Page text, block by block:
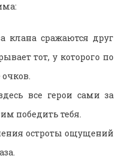
клана сражаются друг
тот, у которого по
очков.
все герои сами за
победить тебя.
остроты ощущений